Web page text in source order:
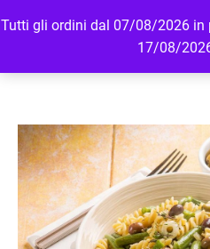
Tutti gli ordini dal 07/08/2026 in
17/08/
MENU